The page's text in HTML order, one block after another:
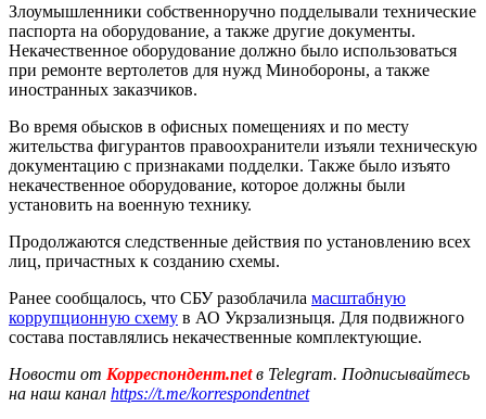
Злоумышленники собственноручно подделывали технические
паспорта на оборудование, а также другие документы.
Некачественное оборудование должно было использоваться
при ремонте вертолетов для нужд Минобороны, а также
иностранных заказчиков.
Во время обысков в офисных помещениях и по месту
жительства фигурантов правоохранители изъяли техническую
документацию с признаками подделки. Также было изъято
некачественное оборудование, которое должны были
установить на военную технику.
Продолжаются следственные действия по установлению всех
лиц, причастных к созданию схемы.
Ранее сообщалось, что СБУ разоблачила масштабную
коррупционную схему в АО Укрзализныця. Для подвижного
состава поставлялись некачественные комплектующие.
Новости от Корреспондент.netв Telegram. Подписывайтесь
на наш канал https://t.me/korrespondentnet